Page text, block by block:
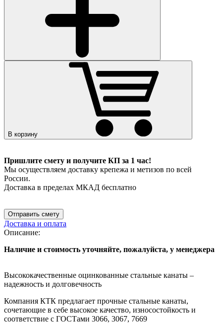
В корзину
Пришлите смету и получите КП за 1 час!
Мы осуществляем доставку крепежа и метизов по всей
России.
Доставка в пределах МКАД бесплатно
Отправить смету
Доставка и оплата
Описание:
Наличие и стоимость уточняйте, пожалуйста, у менеджера
Высококачественные оцинкованные стальные канаты –
надежность и долговечность
Компания КТК предлагает прочные стальные канаты,
сочетающие в себе высокое качество, износостойкость и
соответствие с ГОСТами 3066, 3067, 7669